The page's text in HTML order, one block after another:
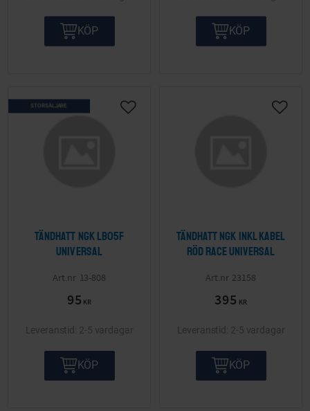
KÖP KÖP
Tändhatt NGK LB05F
Universal
13-808
95 KR
STORSÄLJARE
Lägg till i önskelista
2-5 vardagar
KÖP
Tändhatt NGK inkl kabel
röd Race Universal
23158
395 KR
Lägg
2-5 vardagar
KÖP